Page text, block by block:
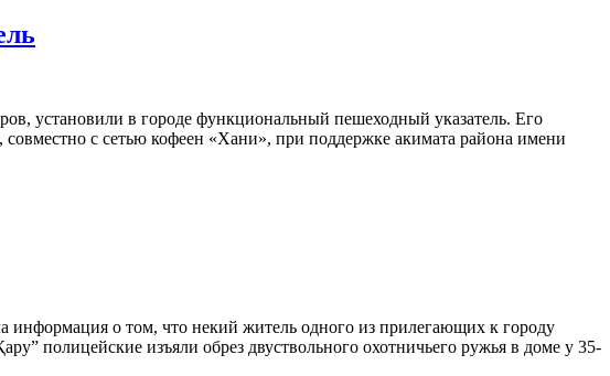
установили в городе функциональный пешеходный указатель. Его
с сетью кофеен «Хани», при поддержке акимата района имени
информация о том, что некий житель одного из прилегающих к городу
полицейские изъяли обрез двуствольного охотничьего ружья в доме у 35-